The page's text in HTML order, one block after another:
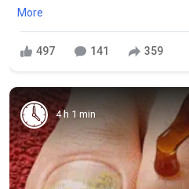
More
497 141 359
4 h 1 min